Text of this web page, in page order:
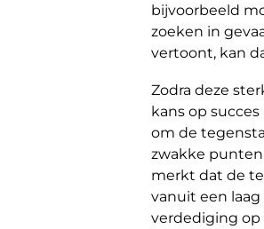
bijvoorbeeld
zoeken in
vertoont, kan
Zodra deze
kans op
om de
zwakke
merkt dat de
vanuit een
verdediging